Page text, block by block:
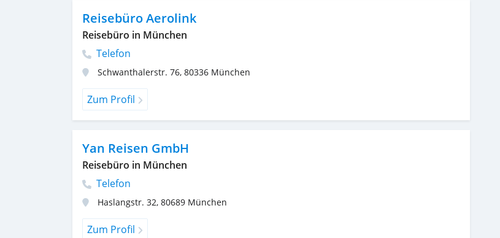
Reisebüro Aerolink
Reisebüro in München
Telefon
Schwanthalerstr. 76, 80336 München
Zum Profil
Yan Reisen GmbH
Reisebüro in München
Telefon
Haslangstr. 32, 80689 München
Zum Profil